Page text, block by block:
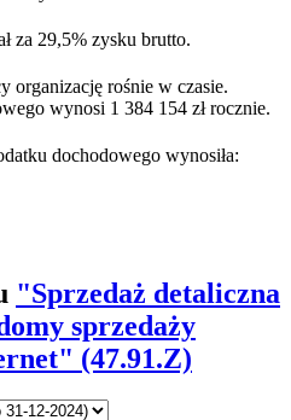
za 29,5% zysku brutto.
organizację rośnie w czasie.
wynosi 1 384 154 zł rocznie.
dochodowego wynosiła:
"Sprzedaż detaliczna
sprzedaży
(47.91.Z)